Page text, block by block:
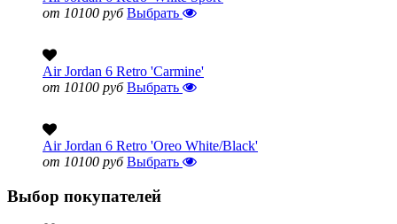
от 10100 руб Выбрать
Air Jordan 6 Retro 'Carmine'
от 10100 руб Выбрать
Air Jordan 6 Retro 'Oreo White/Black'
от 10100 руб Выбрать
Выбор покупателей